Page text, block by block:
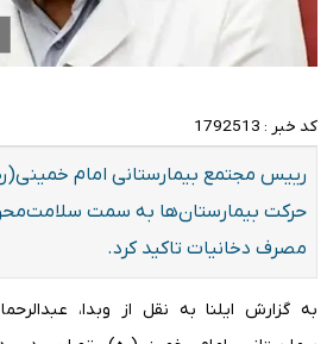
کد خبر : 1792513
رییس مجتمع بیمارستانی امام
حرکت بیمارستان‌ها به سمت
مصرف دخانیات تاکید کرد.
به گزارش ایلنا به نقل از وبدا،